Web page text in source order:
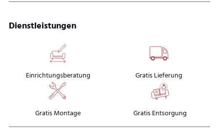
Dienstleistungen
Einrichtungsberatung Gratis Lieferung
Gratis Montage Gratis Entsorgung